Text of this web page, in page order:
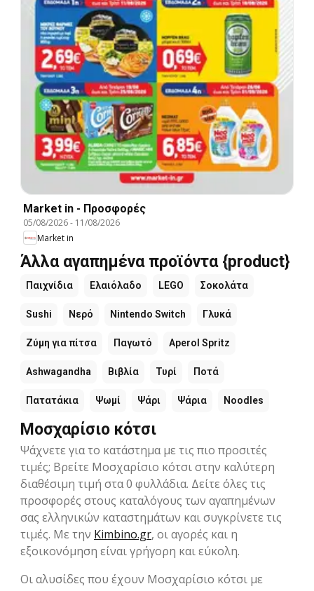
Market in - Προσφορές
05/08/2026- 11/08/2026
Market in
Άλλα αγαπημένα προϊόντα {product}
Παιχνίδια Ελαιόλαδο LEGO Σοκολάτα
Sushi Νερό Nintendo Switch Γλυκά
Ζύμη για πίτσα Παγωτό Aperol Spritz
Ashwagandha Βιβλία Τυρί Ποτά
Πατατάκια Ψωμί Ψάρι Ψάρια Noodles
Μοσχαρίσιο κότσι
Ψάχνετε για το κατάστημα με τις πιο προσιτές
τιμές; Βρείτε Μοσχαρίσιο κότσι στην καλύτερη
διαθέσιμη τιμή στα 0 φυλλάδια. Δείτε όλες τις
προσφορές στους καταλόγους των αγαπημένων
σας ελληνικών καταστημάτων και συγκρίνετε τις
τιμές. Με την Kimbino.gr, οι αγορές και η
εξοικονόμηση είναι γρήγορη και εύκολη.
Οι αλυσίδες που έχουν Μοσχαρίσιο κότσι με